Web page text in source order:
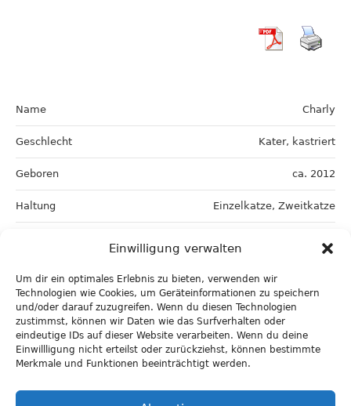
Einwilligung verwalten
Um dir ein optimales Erlebnis zu bieten, verwenden wir
Technologien wie Cookies, um Geräteinformationen zu speichern
und/oder darauf zuzugreifen. Wenn du diesen Technologien
zustimmst, können wir Daten wie das Surfverhalten oder
eindeutige IDs auf dieser Website verarbeiten. Wenn du deine
Einwillligung nicht erteilst oder zurückziehst, können bestimmte
Merkmale und Funktionen beeinträchtigt werden.
Name Charly
Geschlecht Kater, kastriert
Geboren ca. 2012
Haltung Einzelkatze, Zweitkatze
Balkon, Terrasse oder Garten
Artgenossen
Hunde unbekannt
Kinder